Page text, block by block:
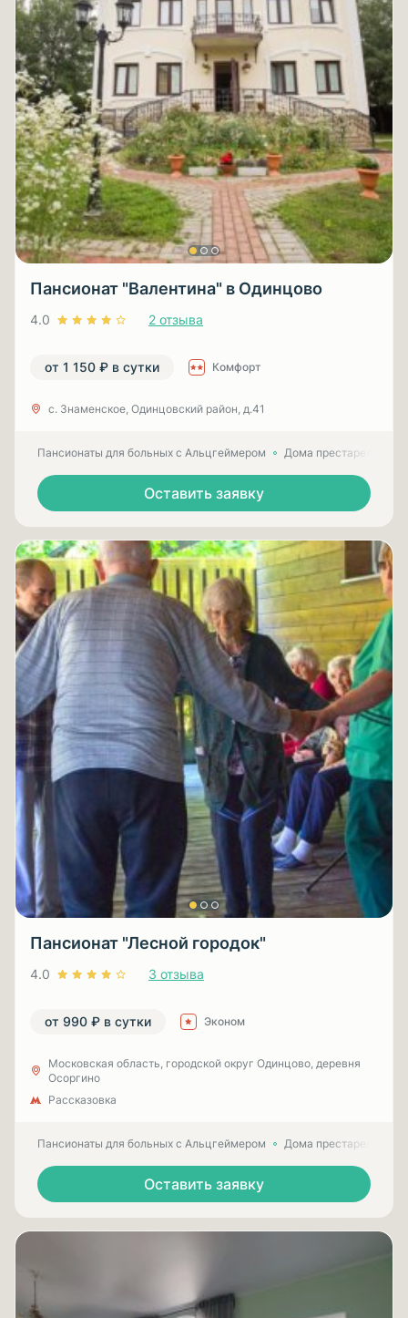
Пансионат "Валентина" в Одинцово
4.0 2 отзыва
от 1 150 ₽ в сутки Комфорт
с. Знаменское, Одинцовский район, д.41
Пансионаты для больных с Альцгеймером Дома престарелых
Оставить заявку
Пансионат "Лесной городок"
4.0 3 отзыва
от 990 ₽ в сутки Эконом
Московская область, городской округ Одинцово, деревня
Осоргино
Рассказовка
Пансионаты для больных с Альцгеймером Дома престарелых
Оставить заявку